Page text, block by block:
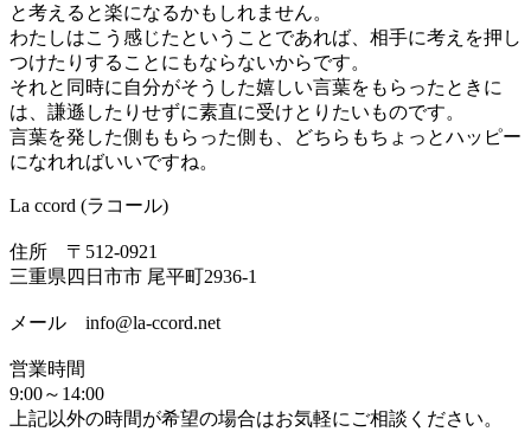
と考えると楽になるかもしれません。
わたしはこう感じたということであれば、相手に考えを押し
つけたりすることにもならないからです。
それと同時に自分がそうした嬉しい言葉をもらったときに
は、謙遜したりせずに素直に受けとりたいものです。
言葉を発した側ももらった側も、どちらもちょっとハッピー
になれればいいですね。
La ccord (ラコール)
住所 〒512-0921
三重県四日市市 尾平町2936-1
メール info@la-ccord.net
営業時間
9:00～14:00
上記以外の時間が希望の場合はお気軽にご相談ください。